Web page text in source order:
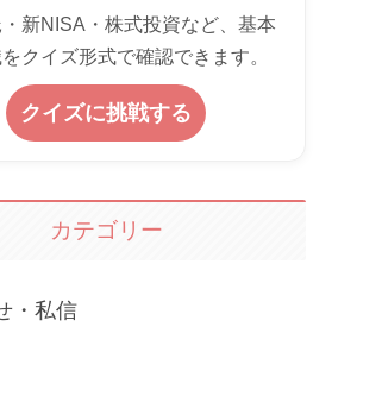
新NISA・株式投資など、基本
クイズ形式で確認できます。
クイズに挑戦する
カテゴリー
・私信